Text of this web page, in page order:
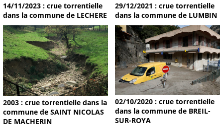
14/11/2023 : crue torrentielle
dans la commune de LECHERE
29/12/2021 : crue torrentielle
dans la commune de LUMBIN
2003 : crue torrentielle dans la
commune de SAINT NICOLAS
DE MACHERIN
02/10/2020 : crue torrentielle
dans la commune de BREIL-
SUR-ROYA